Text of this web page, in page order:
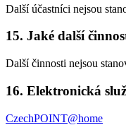
Další účastníci nejsou
15. Jaké další
Další činnosti nejsou
16. Elektronická
CzechPOINT@home